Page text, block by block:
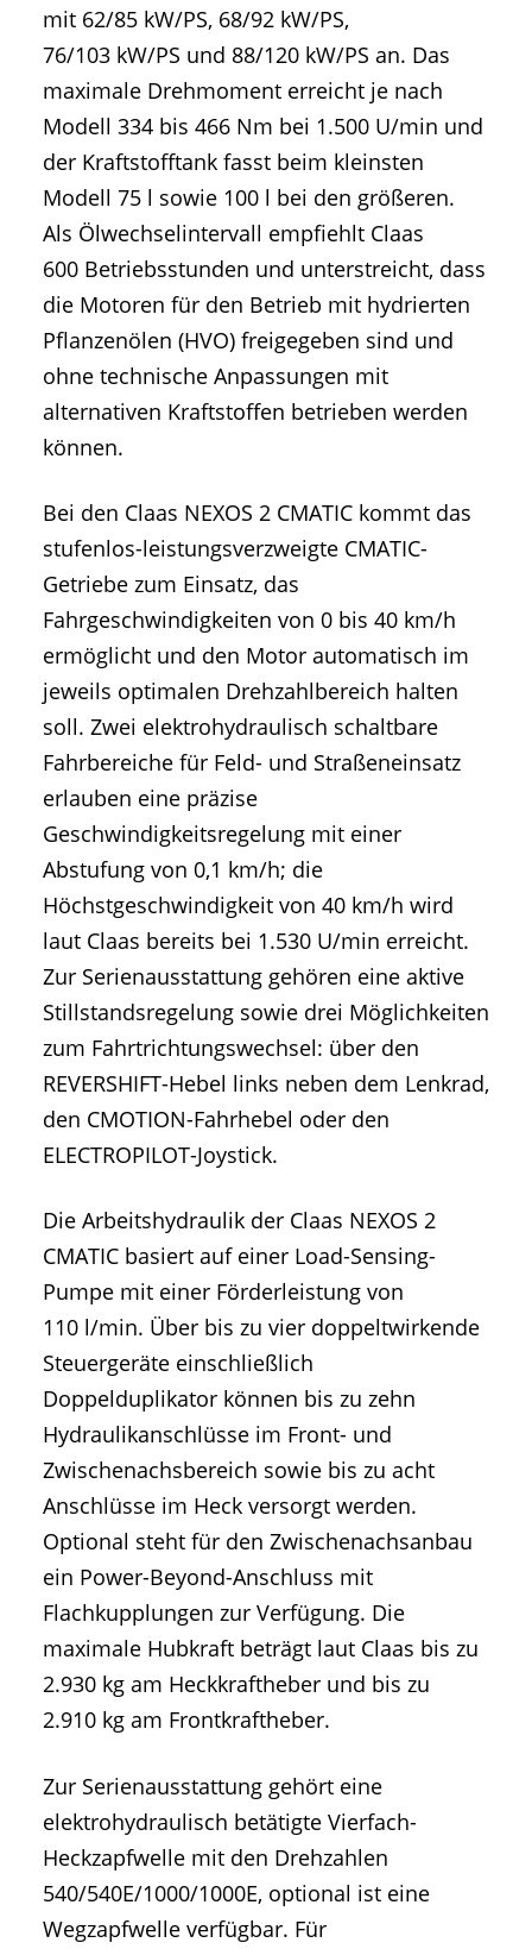
mit 62/85 kW/PS, 68/92 kW/PS,
76/103 kW/PS und 88/120 kW/PS an. Das
maximale Drehmoment erreicht je nach
Modell 334 bis 466 Nm bei 1.500 U/min und
der Kraftstofftank fasst beim kleinsten
Modell 75 l sowie 100 l bei den größeren.
Als Ölwechselintervall empfiehlt Claas
600 Betriebsstunden und unterstreicht, dass
die Motoren für den Betrieb mit hydrierten
Pflanzenölen (HVO) freigegeben sind und
ohne technische Anpassungen mit
alternativen Kraftstoffen betrieben werden
können.
Bei den Claas NEXOS 2 CMATIC kommt das
stufenlos-leistungsverzweigte CMATIC-
Getriebe zum Einsatz, das
Fahrgeschwindigkeiten von 0 bis 40 km/h
ermöglicht und den Motor automatisch im
jeweils optimalen Drehzahlbereich halten
soll. Zwei elektrohydraulisch schaltbare
Fahrbereiche für Feld- und Straßeneinsatz
erlauben eine präzise
Geschwindigkeitsregelung mit einer
Abstufung von 0,1 km/h; die
Höchstgeschwindigkeit von 40 km/h wird
laut Claas bereits bei 1.530 U/min erreicht.
Zur Serienausstattung gehören eine aktive
Stillstandsregelung sowie drei Möglichkeiten
zum Fahrtrichtungswechsel: über den
REVERSHIFT-Hebel links neben dem Lenkrad,
den CMOTION-Fahrhebel oder den
ELECTROPILOT-Joystick.
Die Arbeitshydraulik der Claas NEXOS 2
CMATIC basiert auf einer Load-Sensing-
Pumpe mit einer Förderleistung von
110 l/min. Über bis zu vier doppeltwirkende
Steuergeräte einschließlich
Doppelduplikator können bis zu zehn
Hydraulikanschlüsse im Front- und
Zwischenachsbereich sowie bis zu acht
Anschlüsse im Heck versorgt werden.
Optional steht für den Zwischenachsanbau
ein Power-Beyond-Anschluss mit
Flachkupplungen zur Verfügung. Die
maximale Hubkraft beträgt laut Claas bis zu
2.930 kg am Heckkraftheber und bis zu
2.910 kg am Frontkraftheber.
Zur Serienausstattung gehört eine
elektrohydraulisch betätigte Vierfach-
Heckzapfwelle mit den Drehzahlen
540/540E/1000/1000E, optional ist eine
Wegzapfwelle verfügbar. Für